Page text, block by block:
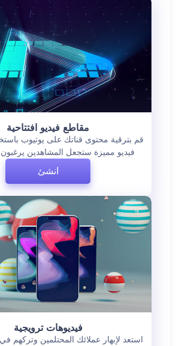
مقاطع فيديو افتتاحية
قم بترقية محتوى قناتك على يوتيوب
فيديو مميزة ستجعل المشاهدين
انشئ
فيديوهات ترويجية
استعد لإبهار عملائك المحتلمين وتركهم